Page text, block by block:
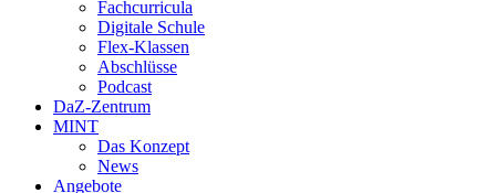
Fachcurricula
Digitale Schule
Flex-Klassen
Abschlüsse
Podcast
DaZ-Zentrum
MINT
Das Konzept
News
Angebote